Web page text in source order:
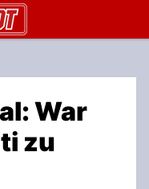
War
zu